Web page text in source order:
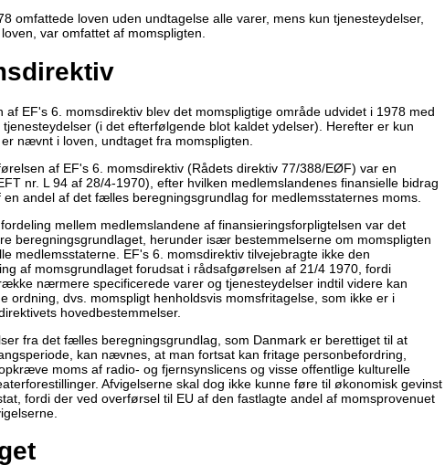
omfattede loven uden undtagelse alle varer, mens kun tjenesteydelser,
var omfattet af momspligten.
af EF's 6. momsdirektiv blev det momspligtige område udvidet i 1978 med
(i det efterfølgende blot kaldet ydelser). Herefter er kun
nævnt i loven, undtaget fra momspligten.
af EF's 6. momsdirektiv (Rådets direktiv 77/388/EØF) var en
nr. L 94 af 28/4-1970), efter hvilken medlemslandenes finansielle bidrag
en andel af det fælles beregningsgrundlag for medlemsstaternes moms.
mellem medlemslandene af finansieringsforpligtelsen var det
beregningsgrundlaget, herunder især bestemmelserne om momspligten
medlemsstaterne. EF's 6. momsdirektiv tilvejebragte ikke den
af momsgrundlaget forudsat i rådsafgørelsen af 21/4 1970, fordi
nærmere specificerede varer og tjenesteydelser indtil videre kan
ordning, dvs. momspligt henholdsvis momsfritagelse, som ikke er i
hovedbestemmelser.
fra det fælles beregningsgrundlag, som Danmark er berettiget til at
kan nævnes, at man fortsat kan fritage personbefordring,
moms af radio- og fjernsynslicens og visse offentlige kulturelle
Afvigelserne skal dog ikke kunne føre til økonomisk gevinst
fordi der ved overførsel til EU af den fastlagte andel af momsprovenuet